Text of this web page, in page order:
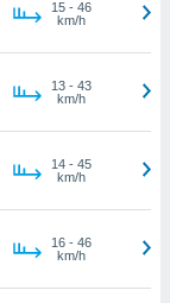
15- 46
km/h
13- 43
km/h
14- 45
km/h
16- 46
km/h